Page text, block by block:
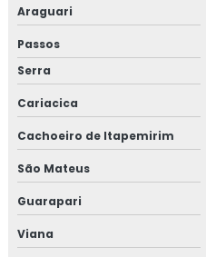
Araguari
Passos
Serra
Cariacica
Cachoeiro de Itapemirim
São Mateus
Guarapari
Viana